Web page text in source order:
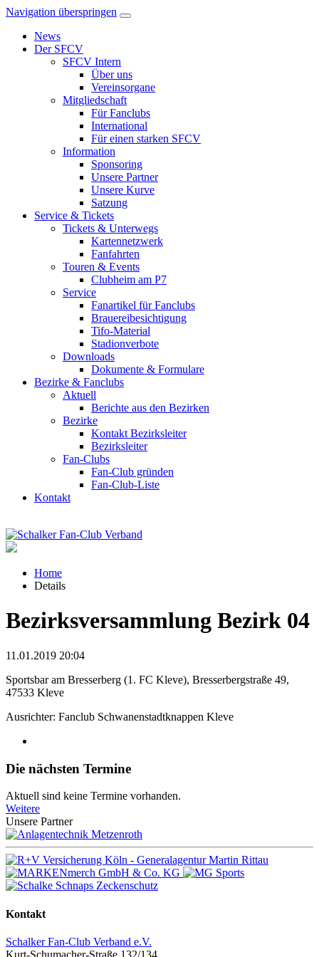
Navigation überspringen
News
Der SFCV
SFCV Intern
Über uns
Vereinsorgane
Mitgliedschaft
Für Fanclubs
International
Für einen starken SFCV
Information
Sponsoring
Unsere Partner
Unsere Kurve
Satzung
Service & Tickets
Tickets & Unterwegs
Kartennetzwerk
Fanfahrten
Touren & Events
Clubheim am P7
Service
Fanartikel für Fanclubs
Brauereibesichtigung
Tifo-Material
Stadionverbote
Downloads
Dokumente & Formulare
Bezirke & Fanclubs
Aktuell
Berichte aus den Bezirken
Bezirke
Kontakt Bezirksleiter
Bezirksleiter
Fan-Clubs
Fan-Club gründen
Fan-Club-Liste
Kontakt
Home
Details
Bezirksversammlung Bezirk 04
11.01.2019 20:04
Sportsbar am Bresserberg (1. FC Kleve), Bresserbergstraße 49,
47533 Kleve
Ausrichter: Fanclub Schwanenstadtknappen Kleve
Die nächsten Termine
Aktuell sind keine Termine vorhanden.
Weitere
Unsere Partner
Kontakt
Schalker Fan-Club Verband e.V.
Kurt-Schumacher-Straße 132/134